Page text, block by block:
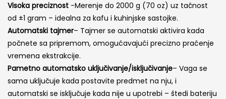
Visoka preciznost -Merenje do 2000 g (70 oz) uz tačnost
od ±1 gram – idealna za kafu i kuhinjske sastojke.
Automatski tajmer– Tajmer se automatski aktivira kada
počnete sa pripremom, omogućavajući precizno praćenje
vremena ekstrakcije.
Pametno automatsko uključivanje/isključivanje– Vaga se
sama uključuje kada postavite predmet na nju, i
automatski se isključuje kada nije u upotrebi – štedi bateriju